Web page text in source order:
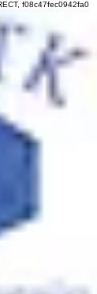
f08c47fec0942fa0